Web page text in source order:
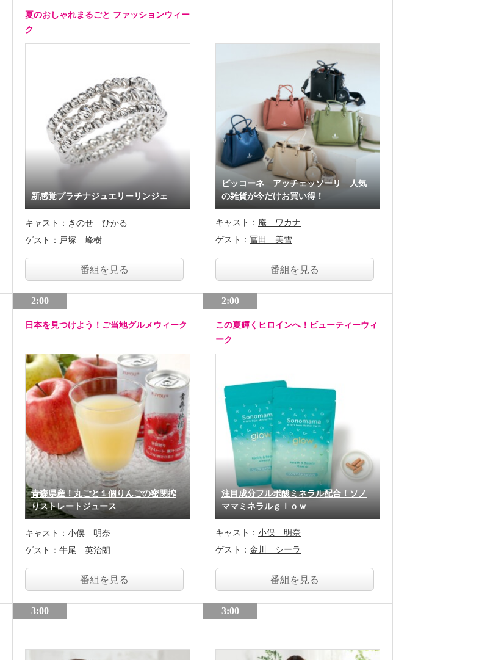
夏のおしゃれまるごと ファッションウィー
ク
新感覚プラチナジュエリーリンジェ
キャスト： きのせ ひかる
ゲスト： 戸塚 峰樹
番組を見る
2:00
日本を見つけよう！ご当地グルメウィーク
青森県産！丸ごと１個りんごの密閉搾
りストレートジュース
キャスト： 小俣 明奈
ゲスト： 牛尾 英治朗
番組を見る
3:00
ピッコーネ アッチェッソーリ 人気
の雑貨が今だけお買い得！
キャスト： 庵 ワカナ
ゲスト： 冨田 美雪
番組を見る
2:00
この夏輝くヒロインへ！ビューティーウィ
ーク
注目成分フルボ酸ミネラル配合！ソノ
ママミネラルｇｌｏｗ
キャスト： 小俣 明奈
ゲスト： 金川 シーラ
番組を見る
3:00